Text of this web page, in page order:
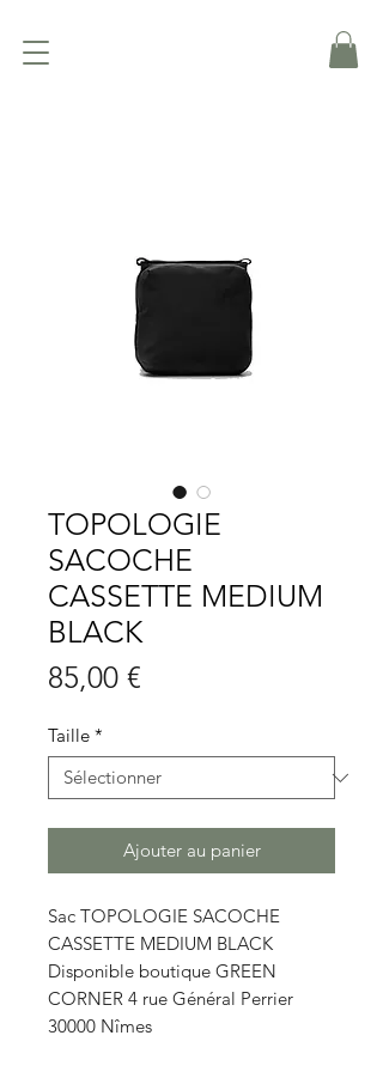
TOPOLOGIE
SACOCHE
CASSETTE MEDIUM
BLACK
85,00 €
Taille *
Ajouter au panier
Sac TOPOLOGIE SACOCHE
CASSETTE MEDIUM BLACK
Disponible boutique GREEN
CORNER 4 rue Général Perrier
30000 Nîmes